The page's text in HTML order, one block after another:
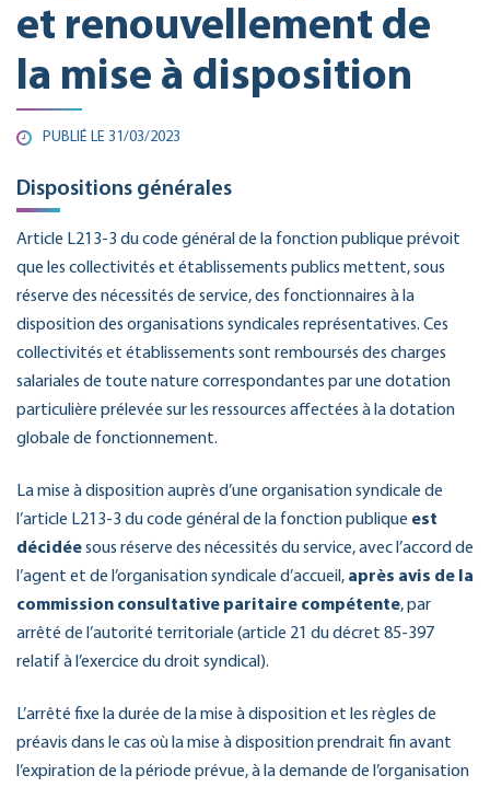
et renouvellement de
la mise à disposition
PUBLIÉ LE 31/03/2023
Dispositions générales
Article L213-3 du code général de la fonction publique prévoit
que les collectivités et établissements publics mettent, sous
réserve des nécessités de service, des fonctionnaires à la
disposition des organisations syndicales représentatives. Ces
collectivités et établissements sont remboursés des charges
salariales de toute nature correspondantes par une dotation
particulière prélevée sur les ressources affectées à la dotation
globale de fonctionnement.
La mise à disposition auprès d’une organisation syndicale de
l’article L213-3 du code général de la fonction publique est
décidéesous réserve des nécessités du service, avec l’accord de
l’agent et de l’organisation syndicale d’accueil, après avis de la
commission consultative paritaire compétente, par
arrêté de l’autorité territoriale (article 21 du décret 85-397
relatif à l’exercice du droit syndical).
L’arrêté fixe la durée de la mise à disposition et les règles de
préavis dans le cas où la mise à disposition prendrait fin avant
l’expiration de la période prévue, à la demande de l’organisation